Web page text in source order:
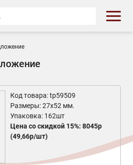
Код товара: tp59509
Размеры: 27х52 мм.
Упаковка: 162шт
Цена со скидкой 15%: 8045р
(49,66р/шт)